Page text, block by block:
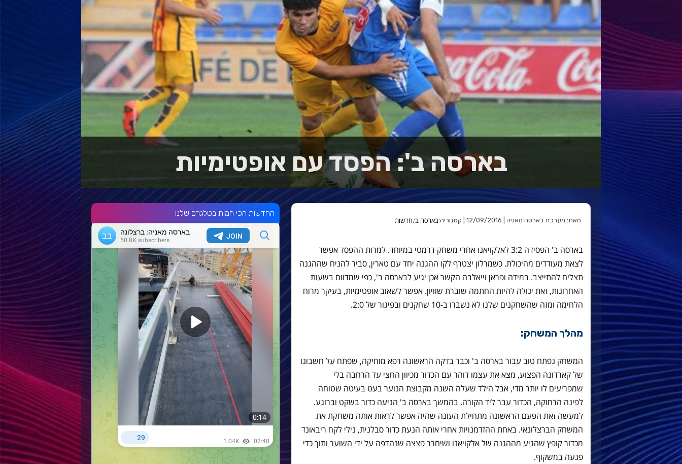
בארסה ב': הפסד עם אופטימיות
מאת: מערכת בארסה מאניה | 12/09/2016 | קטגוריה: בארסה ב׳,חדשות
בארסה ב' הפסידה 3:2 לאלקויאנו אחרי משחק דרמטי במיוחד. למרות ההפסד אפשר
לצאת מעודדים מהיכולת. כשמרלון יצטרף לקו ההגנה יחד עם טארין, סביר להניח שההגנה
תצליח להתייצב. במידה ופראן וייאלבה הקשר אכן יגיע לבארסה ב', כפי שמדווח בשעות
האחרונות, זאת יכולה להיות החתמה שוברת שוויון. אפשר לשאוב אופטימיות, בעיקר מרוח
הלחימה ומזה שהשחקנים שלנו לא נשברו ב-10 שחקנים ובפיגור של 2:0.
מהלך המשחק:
המשחק נפתח טוב עבור בארסה ב' וכבר בדקה הראשונה רפא מוחיקה, שפתח על חשבונו
של קארדונה הפצוע, מצא את עצמו דוהר עם הכדור מכיוון החצי עד הרחבה בלי
שמפריעים לו יותר מדי, אבל הילד שעלה השנה מקבוצת הנוער בעט בעיטה שטוחה
לפינה הרחוקה, הכדור עבר ליד הקורה. בהמשך בארסה ב' הניעה כדור בשקט וברוגע.
למעשה זאת הפעם הראשונה מתחילת העונה שהיה אפשר לראות אותה משחקת את
המשחק הברצלונאי. באחת ההזדמנויות אחרי אותה הנעת כדור סבלנית, נילי לקח ריבאונד
מכדור קופץ שהגיע מההגנה של אלקויאנו ושיחרר פצצה שנהדפה על ידי השוער ותוך כדי
פגעה במשקוף.
החדשות הכי חמות בטלגרם שלנו